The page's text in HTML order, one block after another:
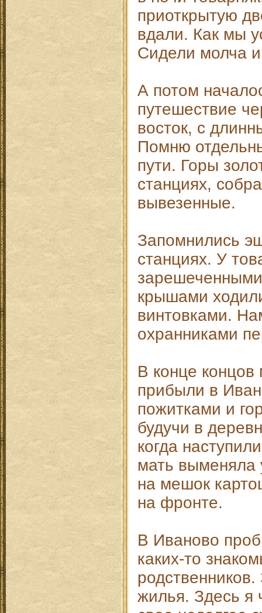
приоткрытую
вдали. Как мы
Сидели молча
А потом
путешествие
восток, с
Помню
пути. Горы
станциях,
вывезенные.
Запомнились
станциях. У
крышами
винтовками.
охранниками
В конце
прибыли в
пожитками и
будучи в
когда
мать выменяла
на мешок
на фронте.
В Иваново
каких-то
жилья. Здесь я